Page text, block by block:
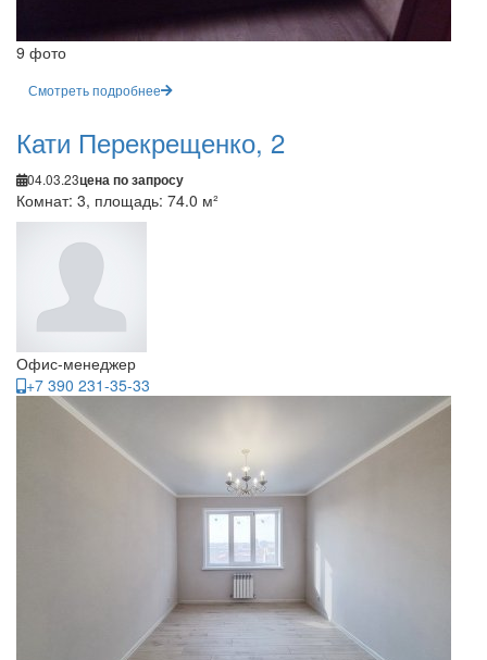
9 фото
Смотреть подробнее
Кати Перекрещенко, 2
04.03.23цена по запросу
Комнат: 3, площадь: 74.0 м²
Офис-менеджер
+7 390 231-35-33